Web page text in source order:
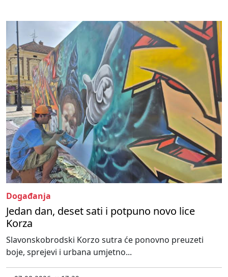
Događanja
Jedan dan, deset sati i potpuno novo lice
Korza
Slavonskobrodski Korzo sutra će ponovno preuzeti
boje, sprejevi i urbana umjetno...